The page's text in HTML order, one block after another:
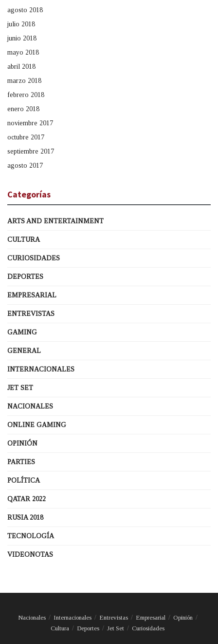
agosto 2018
julio 2018
junio 2018
mayo 2018
abril 2018
marzo 2018
febrero 2018
enero 2018
noviembre 2017
octubre 2017
septiembre 2017
agosto 2017
Categorías
ARTS AND ENTERTAINMENT
CULTURA
CURIOSIDADES
DEPORTES
EMPRESARIAL
ENTREVISTAS
GAMING
GENERAL
INTERNACIONALES
JET SET
NACIONALES
ONLINE GAMING
OPINIÓN
PARTIES
POLÍTICA
QATAR 2022
RUSIA 2018
TECNOLOGÍA
VIDEONOTAS
Nacionales Internacionales Entrevistas Empresarial
Opinión
Cultura
Deportes Jet Set Curiosidades